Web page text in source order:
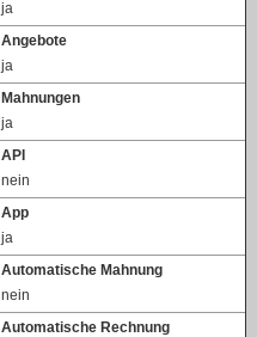
ja
Angebote
ja
Mahnungen
ja
API
nein
App
ja
Automatische Mahnung
nein
Automatische Rechnung